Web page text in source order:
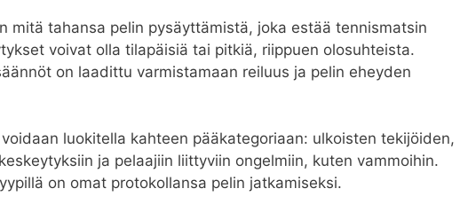
mitä tahansa pelin pysäyttämistä, joka estää tennismatsin
voivat olla tilapäisiä tai pitkiä, riippuen olosuhteista.
on laadittu varmistamaan reiluus ja pelin eheyden
luokitella kahteen pääkategoriaan: ulkoisten tekijöiden,
ja pelaajiin liittyviin ongelmiin, kuten vammoihin.
on omat protokollansa pelin jatkamiseksi.